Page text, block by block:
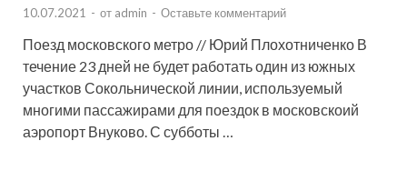
10.07.2021 - от admin - Оставьте комментарий
Поезд московского метро // Юрий Плохотниченко В
течение 23 дней не будет работать один из южных
участков Сокольнической линии, используемый
многими пассажирами для поездок в московскоий
аэропорт Внуково. С субботы …